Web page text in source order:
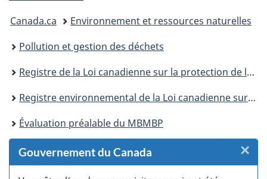
Vous
êtes
ici :
Canada.ca
Environnement et ressources naturelles
Pollution et gestion des déchets
Registre de la Loi canadienne sur la protection de l’environnement
Registre environnemental de la Loi canadienne sur la protection de l’environnement : publications
Évaluation préalable du MBMBP
Gouvernement du Canada ×